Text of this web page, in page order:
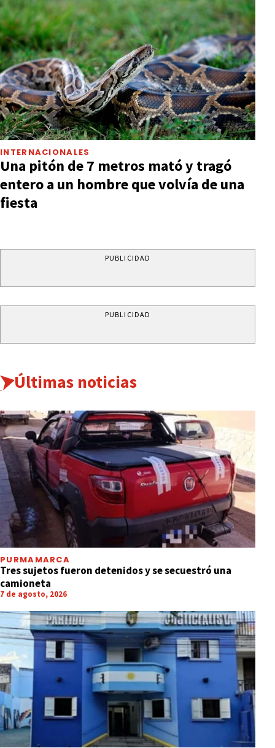
INTERNACIONALES
Una pitón de 7 metros mató y tragó
entero a un hombre que volvía de una
fiesta
PUBLICIDAD
PUBLICIDAD
Últimas noticias
PURMAMARCA
Tres sujetos fueron detenidos y se secuestró una
camioneta
7 de agosto, 2026